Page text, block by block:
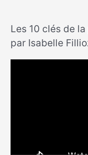
Les 10 clés de
par Isabelle